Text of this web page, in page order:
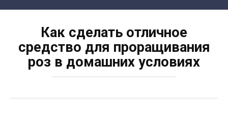
Как сделать отличное
средство для проращивания
роз в домашних условиях